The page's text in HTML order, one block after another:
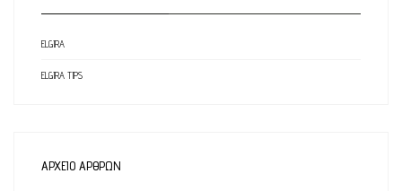
ELGIRA
ELGIRA TIPS
ΑΡΧΕΊΟ ΆΡΘΡΩΝ